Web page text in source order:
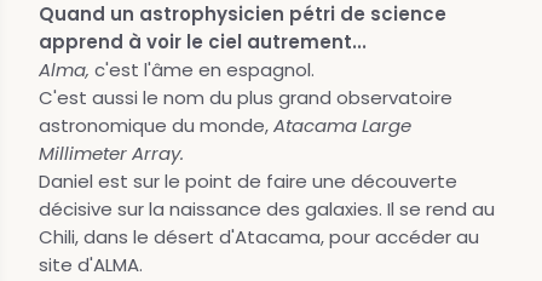
Quand un astrophysicien pétri de science
apprend à voir le ciel autrement...
Alma, c'est l'âme en espagnol.
C'est aussi le nom du plus grand observatoire
astronomique du monde,Atacama Large
Millimeter Array.
Daniel est sur le point de faire une découverte
décisive sur la naissance des galaxies. Il se rend au
Chili, dans le désert d'Atacama, pour accéder au
site d'ALMA.